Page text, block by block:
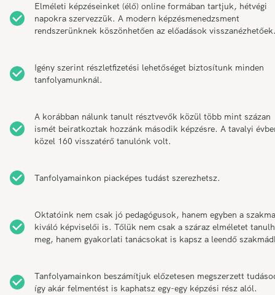
Elméleti képzéseinket (élő) online formában tartjuk, hétvégi
napokra szervezzük. A modern képzésmenedzsment
rendszerünknek köszönhetően az előadások
Igény szerint részletfizetési lehetőséget biztosítunk minden
tanfolyamunknál.
A korábban nálunk tanult résztvevők közül több mint százan
ismét beiratkoztak hozzánk második képzésre. A tavalyi
közel 160 visszatérő tanulónk volt.
Tanfolyamainkon piacképes tudást szerezhetsz.
Oktatóink nem csak jó pedagógusok, hanem egyben a szakma
kiváló képviselői is. Tőlük nem csak a száraz elméletet
meg, hanem gyakorlati tanácsokat is kapsz a leendő
Tanfolyamainkon beszámítjuk előzetesen megszerzett
így akár felmentést is kaphatsz egy-egy képzési rész alól.